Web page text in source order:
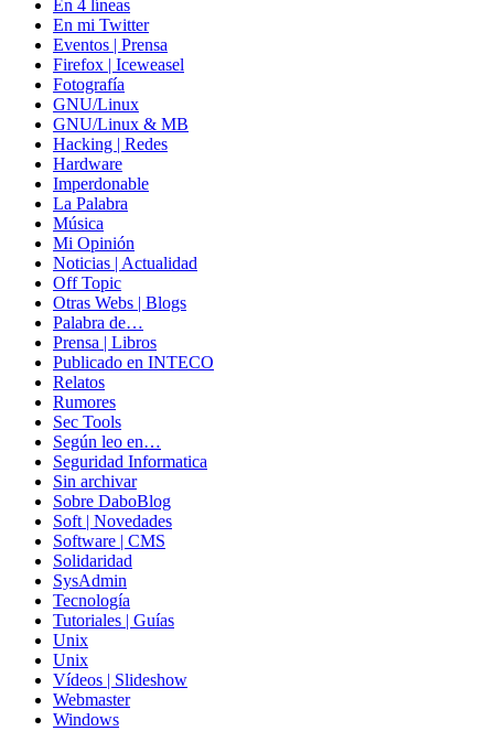
En 4 líneas
En mi Twitter
Eventos | Prensa
Firefox | Iceweasel
Fotografía
GNU/Linux
GNU/Linux & MB
Hacking | Redes
Hardware
Imperdonable
La Palabra
Música
Mi Opinión
Noticias | Actualidad
Off Topic
Otras Webs | Blogs
Palabra de…
Prensa | Libros
Publicado en INTECO
Relatos
Rumores
Sec Tools
Según leo en…
Seguridad Informatica
Sin archivar
Sobre DaboBlog
Soft | Novedades
Software | CMS
Solidaridad
SysAdmin
Tecnología
Tutoriales | Guías
Unix
Unix
Vídeos | Slideshow
Webmaster
Windows